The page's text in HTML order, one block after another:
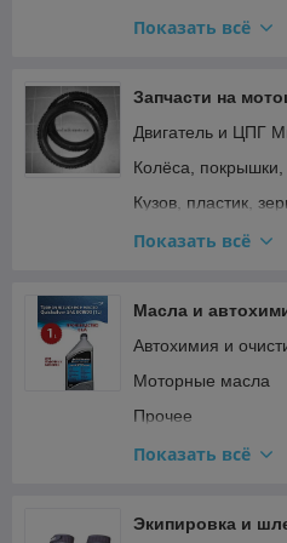
Освещение и
Прочее
Ремкомплекты,
Топливная
Тормозная
Трансмиссия
Показать всё
Запчасти на
Двигатель и ЦПГ
Колёса,
Кузов, пластик,
Освещение и
спидометр)
Показать всё
Масла и
Автохимия и
Моторные масла
Прочее
Смазки
Показать всё
Экипировка и